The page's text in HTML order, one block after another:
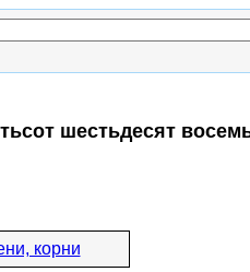
шестьдесят
корни